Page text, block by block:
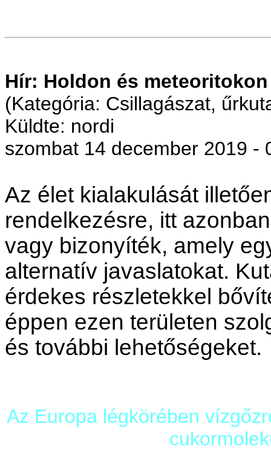
Hír: Holdon és
(Kategória: Csillagászat,
Küldte: nordi
szombat 14 december 2019 -
Az élet kialakulását
rendelkezésre, itt
vagy bizonyíték, amely
alternatív javaslatokat.
érdekes részletekkel
éppen ezen területen
és további lehetőségeket.
Az Europa légkörében